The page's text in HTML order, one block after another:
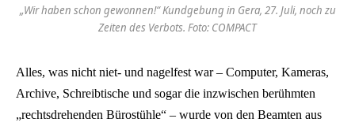
„Wir haben schon gewonnen!“ Kundgebung in Gera, 27. Juli, noch zu
Zeiten des Verbots. Foto: COMPACT
Alles, was nicht niet- und nagelfest war – Computer, Kameras,
Archive, Schreibtische und sogar die inzwischen berühmten
„rechtsdrehenden Bürostühle“ – wurde von den Beamten aus